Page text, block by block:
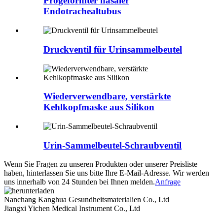
Endotrachealtubus
Druckventil für Urinsammelbeutel
Wiederverwendbare, verstärkte
Kehlkopfmaske aus Silikon
Urin-Sammelbeutel-Schraubventil
Wenn Sie Fragen zu unseren Produkten oder unserer Preisliste
haben, hinterlassen Sie uns bitte Ihre E-Mail-Adresse. Wir werden
uns innerhalb von 24 Stunden bei Ihnen melden.Anfrage
Nanchang Kanghua Gesundheitsmaterialien Co., Ltd
Jiangxi Yichen Medical Instrument Co., Ltd